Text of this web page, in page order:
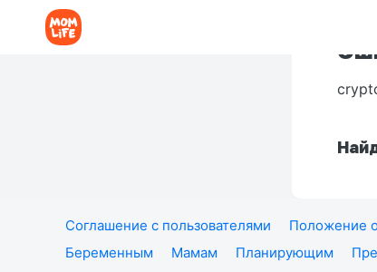
Соглашение с пользователями Положение
Беременным
Мамам Планирующим